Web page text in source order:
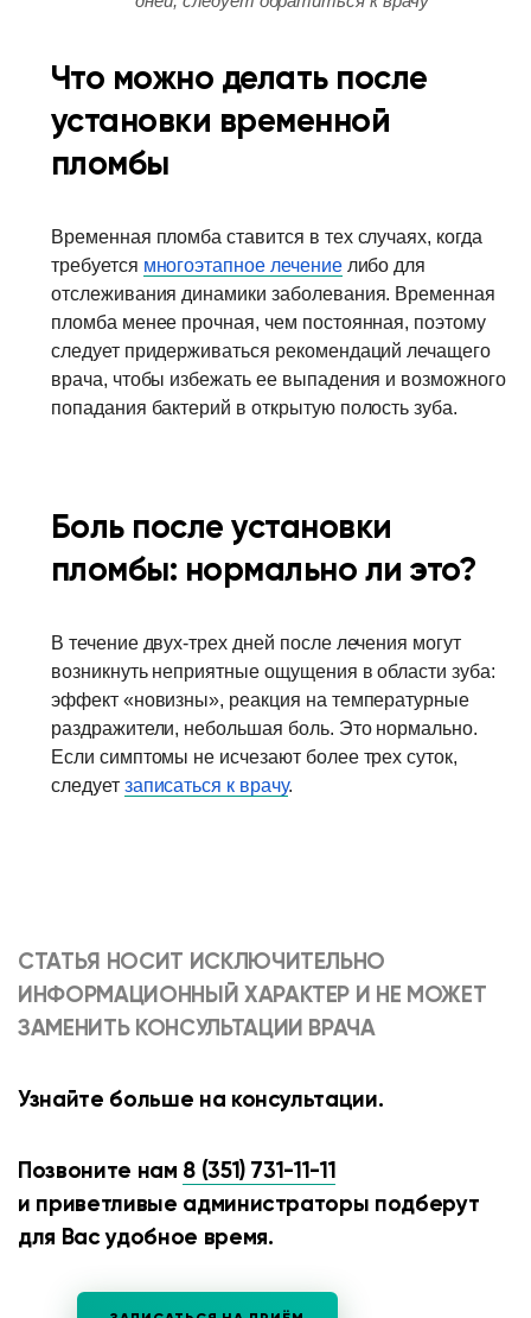
Что можно делать после
установки временной
пломбы
Временная пломба ставится в тех случаях, когда
требуется многоэтапное лечениелибо для
отслеживания динамики заболевания. Временная
пломба менее прочная, чем постоянная, поэтому
следует придерживаться рекомендаций лечащего
врача, чтобы избежать ее выпадения и возможного
попадания бактерий в открытую полость зуба.
Боль после установки
пломбы: нормально ли это?
В течение двух-трех дней после лечения могут
возникнуть неприятные ощущения в области зуба:
эффект «новизны», реакция на температурные
раздражители, небольшая боль. Это нормально.
Если симптомы не исчезают более трех суток,
следует записаться к врачу.
СТАТЬЯ НОСИТ ИСКЛЮЧИТЕЛЬНО
ИНФОРМАЦИОННЫЙ ХАРАКТЕР И НЕ МОЖЕТ
ЗАМЕНИТЬ КОНСУЛЬТАЦИИ ВРАЧА
Узнайте больше на консультации.
Позвоните нам 8 (351) 731-11-11
и приветливые администраторы подберут
для Вас удобное время.